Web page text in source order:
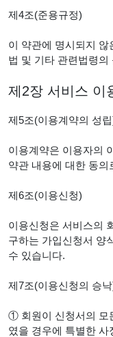
제4조(준용규정)
이 약관에 명시되지
법 및 기타 관련법령의
제2장 서비스 이
제5조(이용계약의 성
이용계약은 이용자의
약관 내용에 대한 동의
제6조(이용신청)
이용신청은 서비스의
구하는 가입신청서 양
수 있습니다.
제7조(이용신청의 승
① 회원이 신청서의 모
였을 경우에 특별한